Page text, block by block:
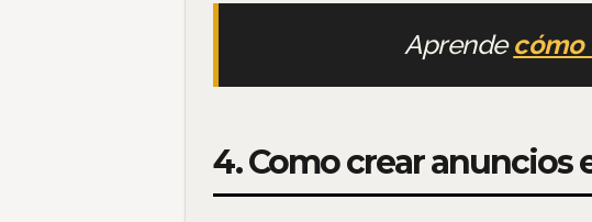
Aprendecómo
4. Como crear anuncios